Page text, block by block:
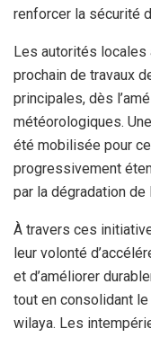
renforcer la sécurité
Les autorités locales
prochain de travaux
principales, dès
météorologiques.
été mobilisée pour
progressivement
par la dégradation de
À travers ces
leur volonté
et d’améliorer
tout en consolidant
wilaya. Les